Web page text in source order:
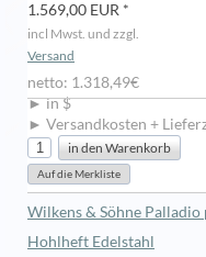
1.569,00 EUR *
incl Mwst. und zzgl.
Versand
netto: 1.318,49€
► in $
► Versandkosten +
Wilkens & Söhne
Hohlheft Edelstahl